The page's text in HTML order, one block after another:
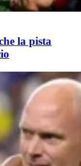
la pista